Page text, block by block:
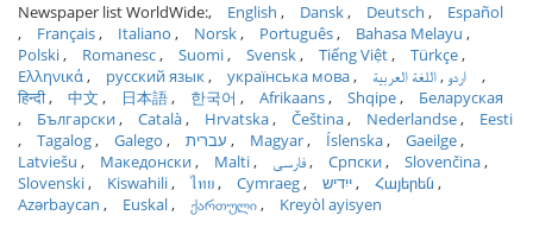
Newspaper list WorldWide: English Dansk Deutsch
Español
Français
Italiano Norsk Português
Bahasa Melayu
Polski
Romanesc Suomi Svensk Tiếng Việt
Türkçe
Ελληνικά
русский язык українська мова اردو اللغة العربية
हिन्दी
中文 日本語 한국어 Afrikaans Shqipe
Беларуская
Български
Català Hrvatska Čeština Nederlandse
Eesti
Tagalog
Galego עברית Magyar Íslenska
Gaeilge
Latviešu
Македонски Malti فارسی Српски
Slovenčina
Slovenski
Kiswahili ไทย Cymraeg ייִדיש
Հայերեն
Azərbaycan
Euskal ქართული Kreyòl ayisyen